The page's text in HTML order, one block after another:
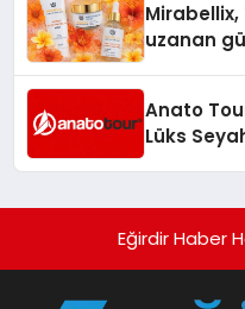
uzanan
Anato
Lüks
Eğirdir Haber